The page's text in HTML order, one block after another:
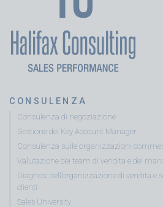
CONSULENZA
Consulenza di negoziazione
Gestione dei Key Account Manager
Consulenza sulle organizzazioni
Valutazione dei team di vendita e dei
Diagnosi dell’organizzazione di vendita e
clienti
Sales University